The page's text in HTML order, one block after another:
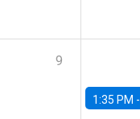
9
1:35 PM -